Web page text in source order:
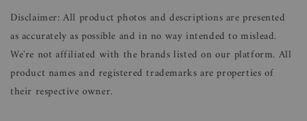
Disclaimer: All product photos and descriptions are presented
as accurately as possible and in no way intended to mislead.
We're not affiliated with the brands listed on our platform. All
product names and registered trademarks are properties of
their respective owner.